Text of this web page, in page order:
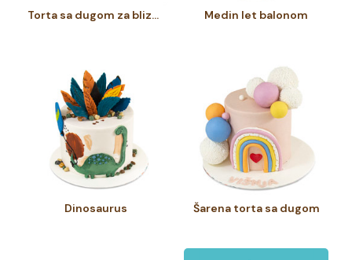
Torta sa dugom za bliznakinje Medin let balonom
Dinosaurus Šarena torta sa dugom